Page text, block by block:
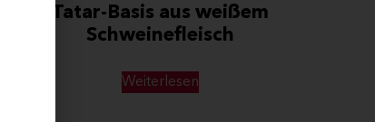
Tatar-Basis aus weißem
Schweinefleisch
Weiterlesen